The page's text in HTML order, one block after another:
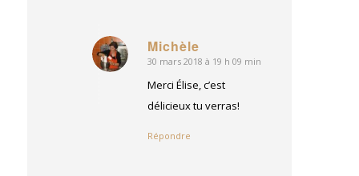
Michèle
dit
30 mars 2018 à 19 h 09 min
Merci Élise, c’est
délicieux tu verras!
Répondre